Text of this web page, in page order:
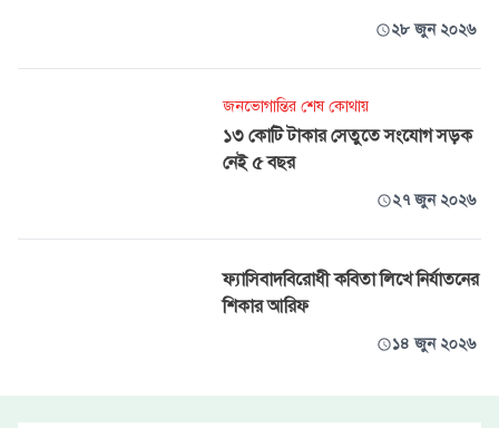
২৮ জুন ২০২৬
জনভোগান্তির শেষ কোথায়
১৩ কোটি টাকার সেতুতে সংযোগ সড়ক
নেই ৫ বছর
২৭ জুন ২০২৬
ফ্যাসিবাদবিরোধী কবিতা লিখে নির্যাতনের
শিকার আরিফ
১৪ জুন ২০২৬